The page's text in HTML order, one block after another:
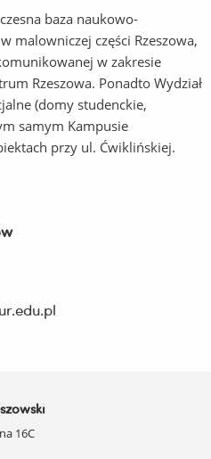
baza naukowo-
malowniczej części Rzeszowa,
w zakresie
Rzeszowa. Ponadto Wydział
(domy studenckie,
samym Kampusie
przy ul. Ćwiklińskiej.
16C